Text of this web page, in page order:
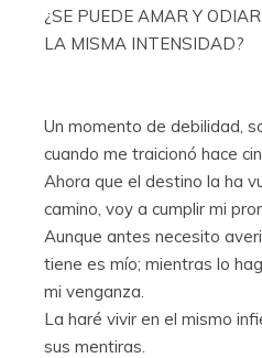
¿SE PUEDE AMAR Y
LA MISMA INTENSIDAD?
Un momento de debilidad,
cuando me traicionó hace
Ahora que el destino la ha
camino, voy a cumplir mi
Aunque antes necesito
tiene es mío; mientras lo
mi venganza.
La haré vivir en el mismo
sus mentiras.